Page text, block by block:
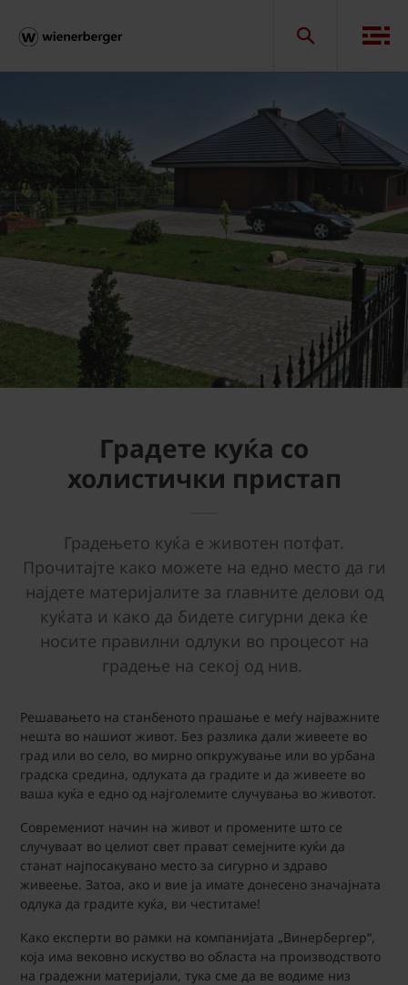
Градете куќа со
холистички пристап
Градењето куќа е животен потфат.
Прочитајте како можете на едно место да ги
најдете материјалите за главните делови од
куќата и како да бидете сигурни дека ќе
носите правилни одлуки во процесот на
градење на секој од нив.
Решавањето на станбеното прашање е меѓу најважните
нешта во нашиот живот. Без разлика дали живеете во
град или во село, во мирно опкружување или во урбана
градска средина, одлуката да градите и да живеете во
ваша куќа е едно од најголемите случувања во животот.
Современиот начин на живот и промените што се
случуваат во целиот свет прават семејните куќи да
станат најпосакувано место за сигурно и здраво
живеење. Затоа, ако и вие ја имате донесено значајната
одлука да градите куќа, ви честитаме!
Како експерти во рамки на компанијата „Винербергер“,
која има вековно искуство во областа на производството
на градежни материјали, тука сме да ве водиме низ